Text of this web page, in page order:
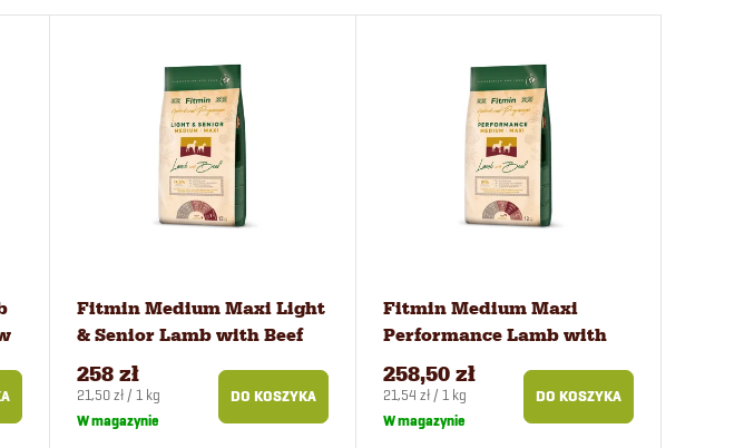
Fitmin Medium Maxi Light
& Senior Lamb with Beef
karma dla psów 12 kg
258 zł
Cena
jednostkowa:
21,50 zł / 1 kg
W magazynie
DO KOSZYKA
Fitmin Medium Maxi
Performance Lamb with
Beef karma dla psów 12 kg
258,50 zł
Cena
jednostkowa:
21,54 zł / 1 kg
W magazynie
DO KOSZYKA